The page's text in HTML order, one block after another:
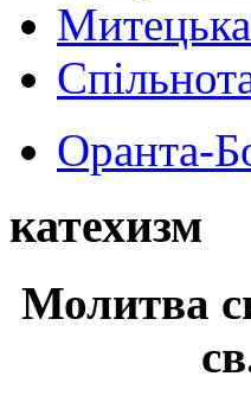
Митецька
Оранта-
катехизм
Молитва